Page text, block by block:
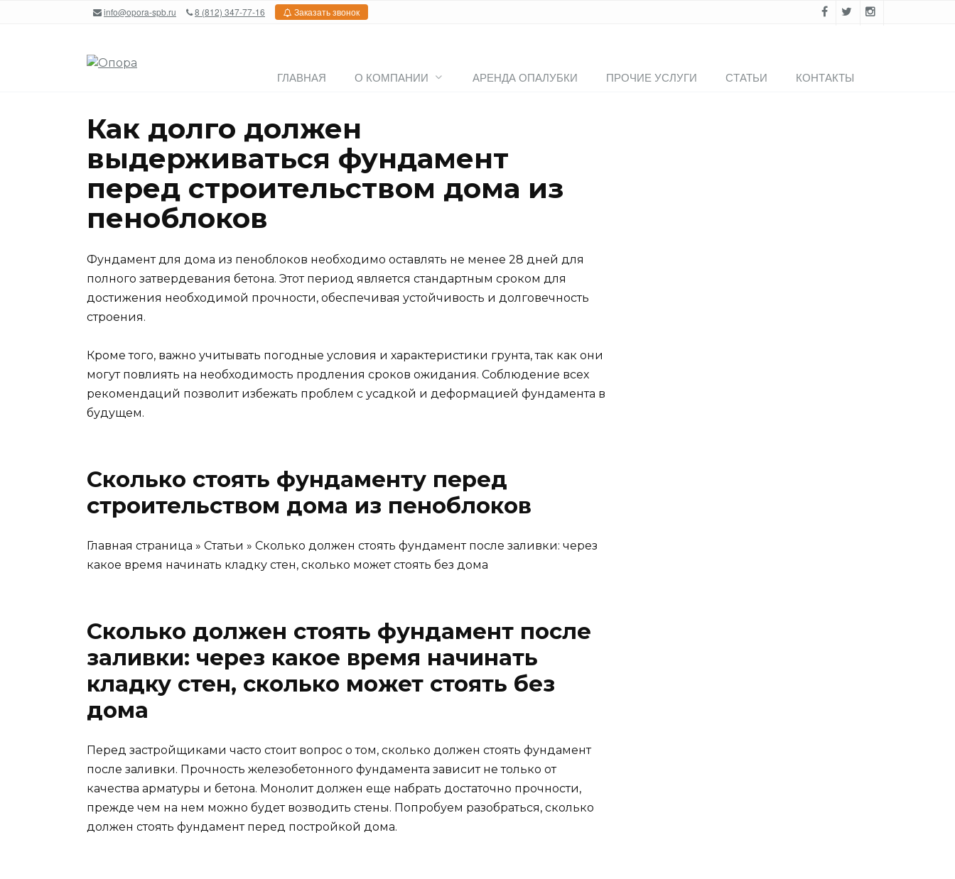
info@opora-spb.ru 8 (812) 347-77-16 Заказать звонок
ГЛАВНАЯ О КОМПАНИИ АРЕНДА ОПАЛУБКИ ПРОЧИЕ УСЛУГИ СТАТЬИ КОНТАКТЫ
Как долго должен
выдерживаться фундамент
перед строительством дома из
пеноблоков
Фундамент для дома из пеноблоков необходимо оставлять не менее 28 дней для
полного затвердевания бетона. Этот период является стандартным сроком для
достижения необходимой прочности, обеспечивая устойчивость и долговечность
строения.
Кроме того, важно учитывать погодные условия и характеристики грунта, так как они
могут повлиять на необходимость продления сроков ожидания. Соблюдение всех
рекомендаций позволит избежать проблем с усадкой и деформацией фундамента в
будущем.
Сколько стоять фундаменту перед
строительством дома из пеноблоков
Главная страница » Статьи » Сколько должен стоять фундамент после заливки: через
какое время начинать кладку стен, сколько может стоять без дома
Сколько должен стоять фундамент после
заливки: через какое время начинать
кладку стен, сколько может стоять без
дома
Перед застройщиками часто стоит вопрос о том, сколько должен стоять фундамент
после заливки. Прочность железобетонного фундамента зависит не только от
качества арматуры и бетона. Монолит должен еще набрать достаточно прочности,
прежде чем на нем можно будет возводить стены. Попробуем разобраться, сколько
должен стоять фундамент перед постройкой дома.